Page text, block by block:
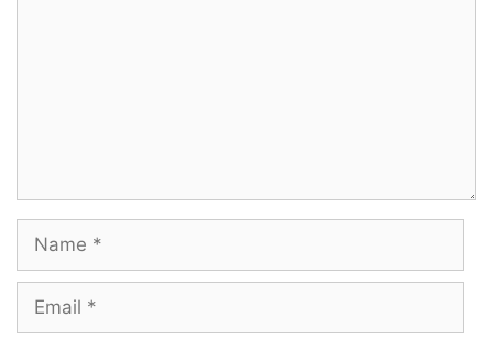
Kaiyil regha pola serndhiruppen
Rosappoo chinna rosaappoo
Ummpera sollum rosaappoo
Name
Email